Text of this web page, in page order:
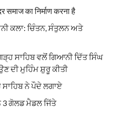
का निर्माण करना है
ਕਲਾ: ਚਿੰਤਨ, ਸੰਤੁਲਨ ਅਤੇ
ਸਾਹਿਬ ਵਲੋਂ ਗਿਆਨੀ ਦਿੱਤ ਸਿੰਘ
ਦੀ ਮੁਹਿੰਮ ਸ਼ੁਰੂ ਕੀਤੀ
ਨੇ ਪੌਦੇ ਲਗਾਏ
ਗੋਲਡ ਮੈਡਲ ਜਿੱਤੇ